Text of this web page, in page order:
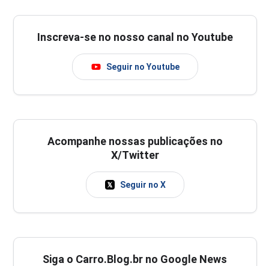
Inscreva-se no nosso canal no Youtube
Seguir no Youtube
Acompanhe nossas publicações no
X/Twitter
Seguir no X
Siga o Carro.Blog.br no Google News